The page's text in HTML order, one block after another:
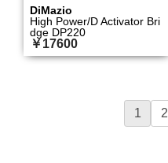
DiMazio
High Power/D Activator Bri
dge DP220
￥17600
1 2